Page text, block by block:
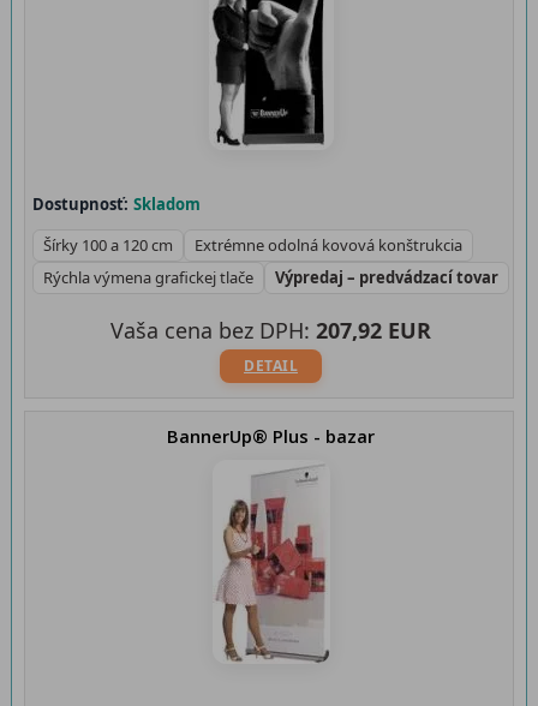
Dostupnosť: Skladom
Šírky 100 a 120 cm
Extrémne odolná kovová konštrukcia
Rýchla výmena grafickej tlače
Výpredaj – predvádzací tovar
DETAIL
Vaša cena bez DPH: 207,92 EUR
BannerUp® Plus - bazar